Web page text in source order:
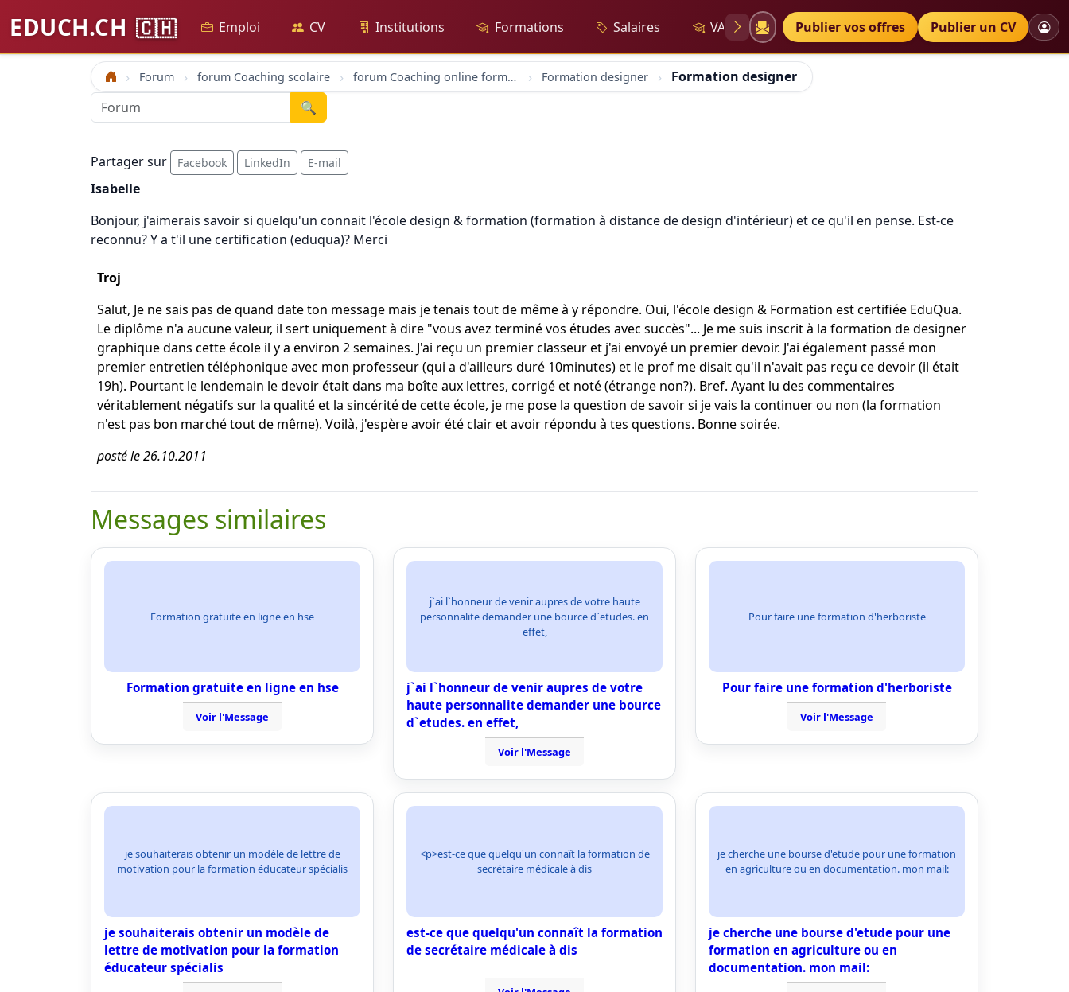
EDUCH.CH 🇨🇭 Emploi CV Institutions Formations Salaires VAE Diplômes Petites annonces
Publier vos offres Publier un CV
Accueil Forum forum Coaching scolaire forum Coaching online formation professionelle emploi education Formation designer
Formation designer
🔍
Partager sur Facebook LinkedIn E-mail
Isabelle
Bonjour, j'aimerais savoir si quelqu'un connait l'école design & formation (formation à distance de design d'intérieur) et ce qu'il en pense. Est-ce
reconnu? Y a t'il une certification (eduqua)? Merci
Troj
Salut, Je ne sais pas de quand date ton message mais je tenais tout de même à y répondre. Oui, l'école design & Formation est certifiée EduQua.
Le diplôme n'a aucune valeur, il sert uniquement à dire "vous avez terminé vos études avec succès"... Je me suis inscrit à la formation de designer
graphique dans cette école il y a environ 2 semaines. J'ai reçu un premier classeur et j'ai envoyé un premier devoir. J'ai également passé mon
premier entretien téléphonique avec mon professeur (qui a d'ailleurs duré 10minutes) et le prof me disait qu'il n'avait pas reçu ce devoir (il était
19h). Pourtant le lendemain le devoir était dans ma boîte aux lettres, corrigé et noté (étrange non?). Bref. Ayant lu des commentaires
véritablement négatifs sur la qualité et la sincérité de cette école, je me pose la question de savoir si je vais la continuer ou non (la formation
n'est pas bon marché tout de même). Voilà, j'espère avoir été clair et avoir répondu à tes questions. Bonne soirée.
posté le 26.10.2011
Messages similaires
Formation gratuite en ligne en hse
Formation gratuite en ligne en hse
Voir l'Message
j`ai l`honneur de venir aupres de votre haute
personnalite demander une bource d`etudes. en
effet,
j`ai l`honneur de venir aupres de votre
haute personnalite demander une bource
d`etudes. en effet,
Voir l'Message
Pour faire une formation d'herboriste
Pour faire une formation d'herboriste
Voir l'Message
je souhaiterais obtenir un modèle de lettre de
motivation pour la formation éducateur spécialis
je souhaiterais obtenir un modèle de
lettre de motivation pour la formation
éducateur spécialis
<p>est-ce que quelqu'un connaît la formation de
secrétaire médicale à dis
est-ce que quelqu'un connaît la formation
de secrétaire médicale à dis
je cherche une bourse d'etude pour une formation
en agriculture ou en documentation. mon mail:
je cherche une bourse d'etude pour une
formation en agriculture ou en
documentation. mon mail: